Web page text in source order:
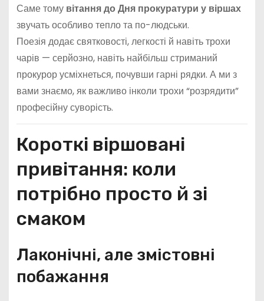
Саме тому вітання до Дня прокуратури у віршах
звучать особливо тепло та по-людськи.
Поезія додає святковості, легкості й навіть трохи
чарів — серйозно, навіть найбільш стриманий
прокурор усміхнеться, почувши гарні рядки. А ми з
вами знаємо, як важливо інколи трохи “розрядити”
професійну суворість.
Короткі віршовані
привітання: коли
потрібно просто й зі
смаком
Лаконічні, але змістовні
побажання